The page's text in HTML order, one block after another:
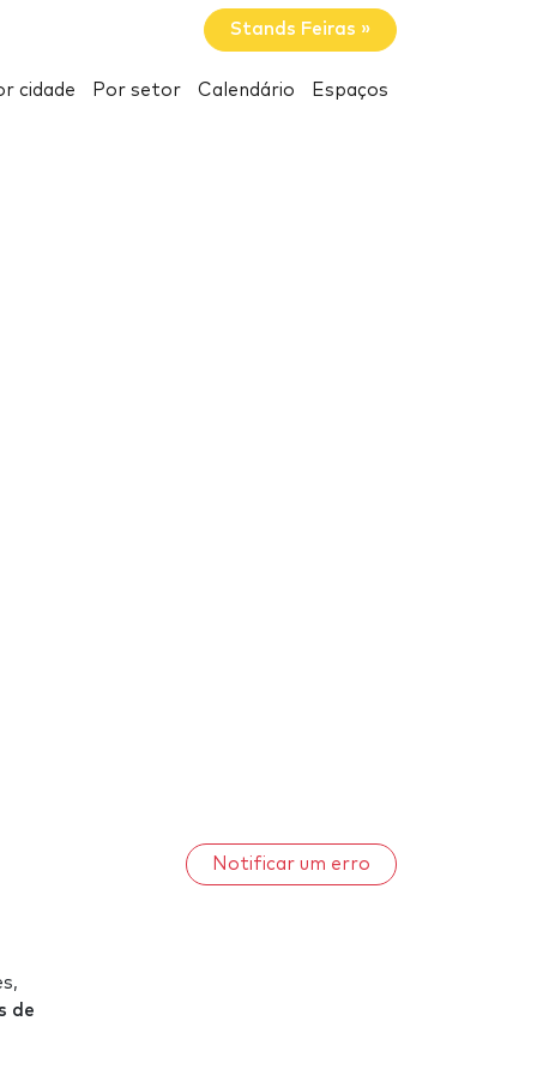
Stands Feiras »
cidade Por setor Calendário Espaços
Notificar um erro
de